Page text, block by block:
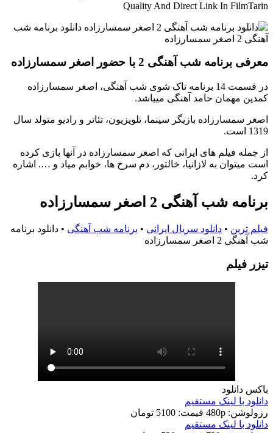
Quality And Direct Link In FilmTarin
معرفی برنامه شب آهنگی 2 با حضور اصغر سمسارزاده
در قسمت 14 برنامه تاک شوی شب آهنگی، اصغر سمسارزاده
کمدین مهمان حامد آهنگی میباشد.
اصغر سمسارزاده بازیگر سینما، تلویزیون، تئاتر و رادیو متولد سال
1319 است.
از جمله فیلم های ایرانی که اصغر سمسارزاده در آنها بازی کرده
است میتوان به لازانیا، خالتور، دم سرخ ها، خوابم میاد و …. اشاره
کرد.
برنامه شب آهنگی 2 اصغر سمسارزاده
فیلم ترین • دانلود سریال ایرانی • برنامه شب آهنگی • دانلود برنامه
شب آهنگی 2 اصغر سمسارزاده
تيزر فيلم
باکس دانلود
دانلود با لينک مستقيم
رزولوشن: 480p
قيمت: 5100 تومان
دانلود با لينک مستقيم